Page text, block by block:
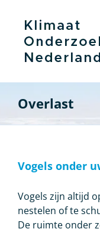
inhoud
Overlast
Vogels onder
Vogels zijn altijd
nestelen of te
De ruimte onder